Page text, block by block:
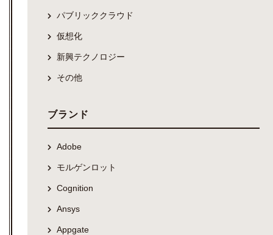
パブリッククラウド
仮想化
新興テクノロジー
その他
ブランド
Adobe
モルゲンロット
Cognition
Ansys
Appgate